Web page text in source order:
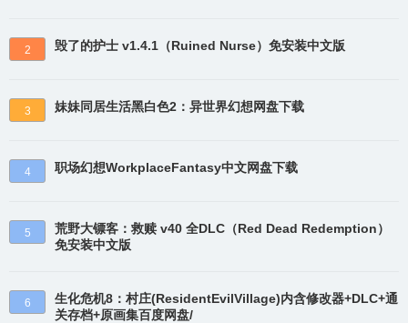
2 毁了的护士 v1.4.1（Ruined Nurse）免安装中文版
3 妹妹同居生活黑白色2：异世界幻想网盘下载
4 职场幻想WorkplaceFantasy中文网盘下载
5
荒野大镖客：救赎 v40 全DLC（Red Dead Redemption）
免安装中文版
6
生化危机8：村庄(ResidentEvilVillage)内含修改器+DLC+通
关存档+原画集百度网盘/